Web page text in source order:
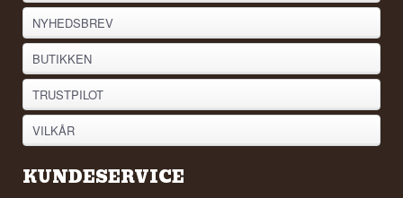
NYHEDSBREV
BUTIKKEN
TRUSTPILOT
VILKÅR
KUNDESERVICE